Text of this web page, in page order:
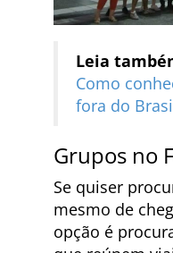
Leia
Como
fora do
Grupos no
Se quiser
mesmo de
opção é